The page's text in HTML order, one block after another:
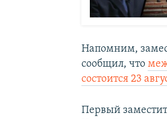
Напомним,
сообщил, что
состоится 23
Первый